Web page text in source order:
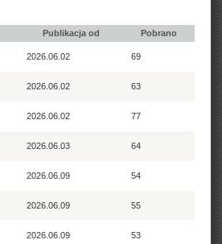
Publikacja od Pobrano
2026.06.02 69
2026.06.02 63
2026.06.02 77
2026.06.03 64
2026.06.09 54
2026.06.09 55
2026.06.09 53